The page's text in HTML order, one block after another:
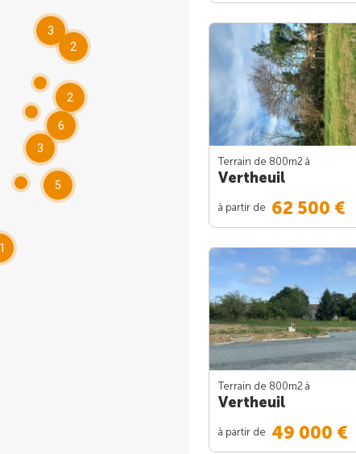
6
5
2
3
3
2
Terrain de 800m2 à
Vertheuil
à partir de 62 500 €
Terrain de 800m2 à
Vertheuil
à partir de 49 000 €